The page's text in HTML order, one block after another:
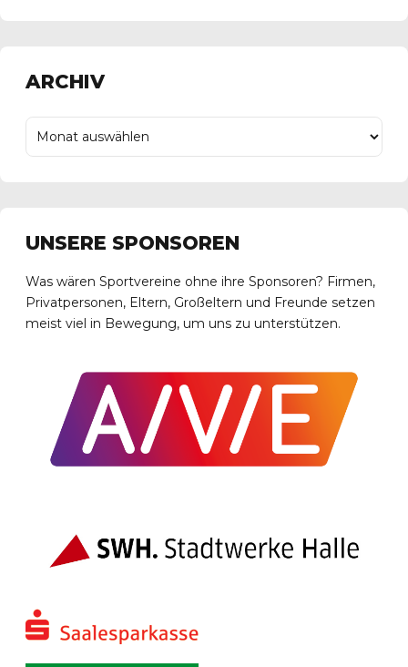
ARCHIV
UNSERE SPONSOREN
Was wären Sportvereine ohne ihre Sponsoren? Firmen,
Privatpersonen, Eltern, Großeltern und Freunde setzen
meist viel in Bewegung, um uns zu unterstützen.